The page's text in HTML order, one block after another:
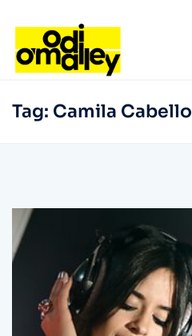
Tag: Camila Cabello